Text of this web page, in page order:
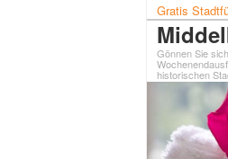
Gratis
Gönnen Sie
historischen